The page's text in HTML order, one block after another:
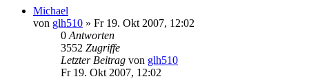
Michael
von glh510 » Fr 19. Okt 2007, 12:02
0 Antworten
3552 Zugriffe
Letzter Beitrag von glh510
Fr 19. Okt 2007, 12:02